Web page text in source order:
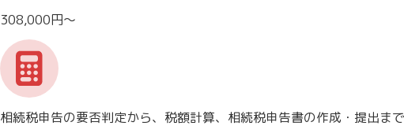
308,000円～
相続税申告の要否判定から、税額計算、相続税申告書の作成・提出ま